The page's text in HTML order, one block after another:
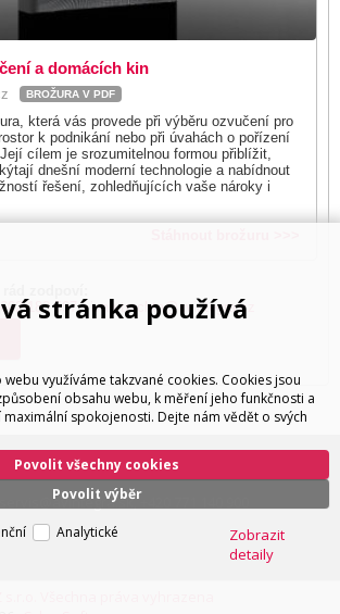
a domácích kin
BROŽURA V PDF
která vás provede při výběru ozvučení pro
k podnikání nebo při úvahách o pořízení
cílem je srozumitelnou formou přiblížit,
dnešní moderní technologie a nabídnout
řešení, zohledňujících vaše nároky i
180 597, ivan.trachta@avintegra.cz
ivan.trachta@avintegra.cz
servis@avintegra.sk,
stránka používá
využíváme takzvané cookies. Cookies jsou
obsahu webu, k měření jeho funkčnosti a
maximální spokojenosti. Dejte nám vědět o svých
Povolit výběr
Povolit všechny cookies
Analytické
Zobrazit
detaily